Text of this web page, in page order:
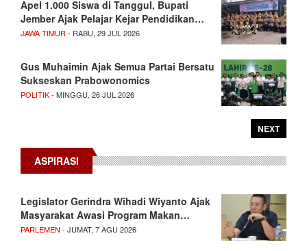
Apel 1.000 Siswa di Tanggul, Bupati
Jember Ajak Pelajar Kejar Pendidikan…
JAWA TIMUR - RABU, 29 JUL 2026
Gus Muhaimin Ajak Semua Partai Bersatu
Sukseskan Prabowonomics
POLITIK- MINGGU, 26 JUL 2026
NEXT
ASPIRASI
Legislator Gerindra Wihadi Wiyanto Ajak
Masyarakat Awasi Program Makan…
PARLEMEN - JUMAT, 7 AGU 2026